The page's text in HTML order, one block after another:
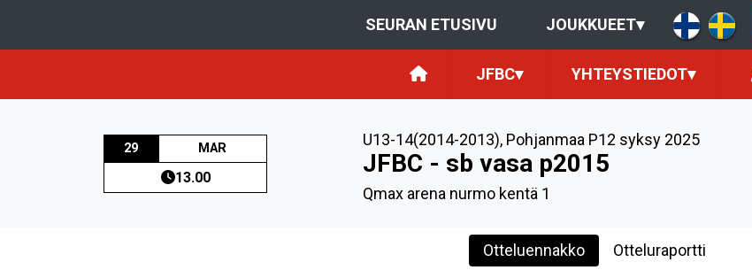
SEURAN ETUSIVU JOUKKUEET▾
JFBC▾ YHTEYSTIEDOT▾
29 MAR
13.00
U13-14(2014-2013), Pohjanmaa P12 syksy 2025
JFBC - sb vasa p2015
Qmax arena nurmo kentä 1
Otteluennakko Otteluraportti